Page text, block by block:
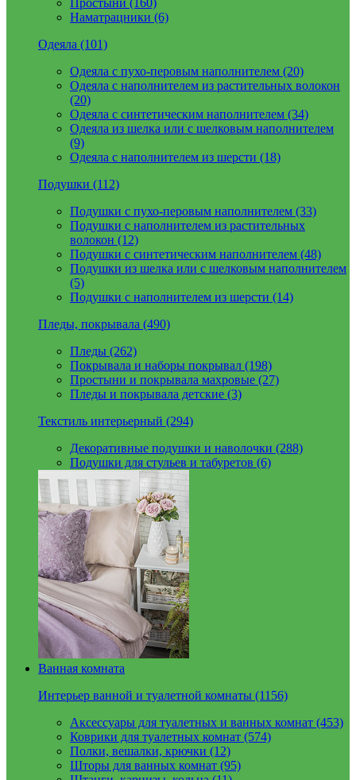
Простыни (160)
Наматрацники (6)
Одеяла (101)
Одеяла с пухо-перовым наполнителем (20)
Одеяла с наполнителем из растительных волокон
(20)
Одеяла с синтетическим наполнителем (34)
Одеяла из шелка или с шелковым наполнителем
(9)
Одеяла с наполнителем из шерсти (18)
Подушки (112)
Подушки с пухо-перовым наполнителем (33)
Подушки с наполнителем из растительных
волокон (12)
Подушки с синтетическим наполнителем (48)
Подушки из шелка или с шелковым наполнителем
(5)
Подушки с наполнителем из шерсти (14)
Пледы, покрывала (490)
Пледы (262)
Покрывала и наборы покрывал (198)
Простыни и покрывала махровые (27)
Пледы и покрывала детские (3)
Текстиль интерьерный (294)
Декоративные подушки и наволочки (288)
Подушки для стульев и табуретов (6)
Ванная комната
Интерьер ванной и туалетной комнаты (1156)
Аксессуары для туалетных и ванных комнат (453)
Коврики для туалетных комнат (574)
Полки, вешалки, крючки (12)
Шторы для ванных комнат (95)